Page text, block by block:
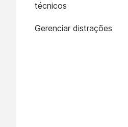
técnicos
Gerenciar distrações